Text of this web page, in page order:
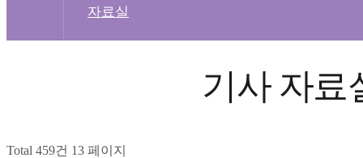
자료실
기사 자료
Total 459건 13 페이지